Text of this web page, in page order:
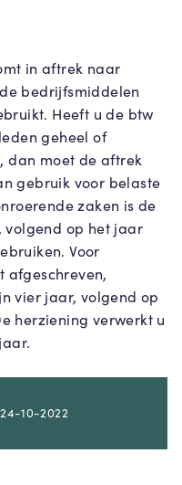
in aftrek naar
bedrijfsmiddelen
Heeft u de btw
geheel of
dan moet de aftrek
gebruik voor belaste
zaken is de
volgend op het jaar
Voor
afgeschreven,
vier jaar, volgend op
herziening verwerkt u
24-10-2022